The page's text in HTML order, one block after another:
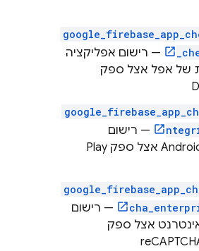
— רישום אפליקציה
של אפל אצל ספק
— רישום
אפליקציית Android אצל ספק Play
— רישום
אצל ספק